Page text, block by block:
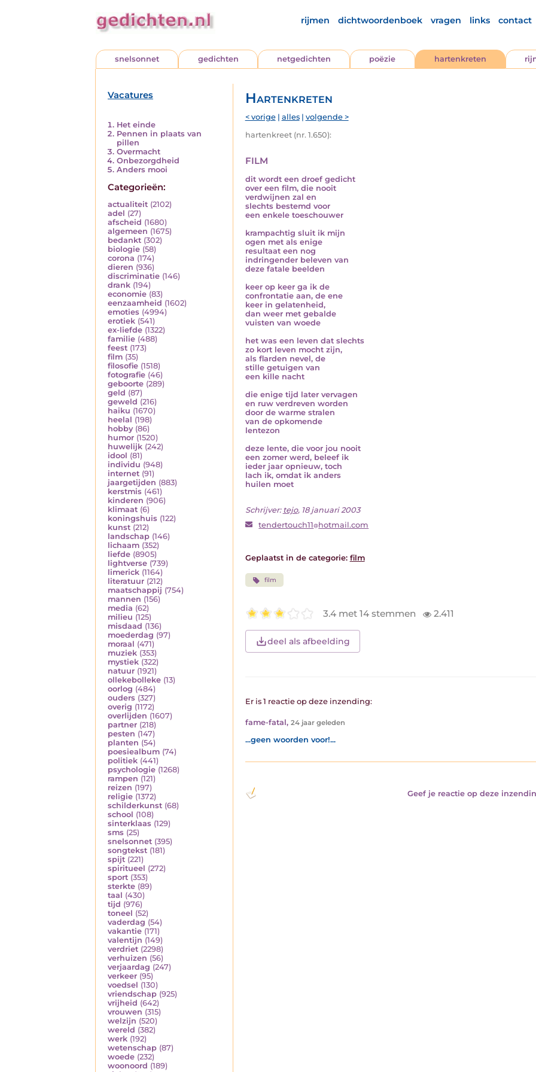
rijmen dichtwoordenboek vragen links contact
snelsonnet gedichten netgedichten poëzie hartenkreten
Vacatures
Het einde
Pennen in plaats van
pillen
Overmacht
Onbezorgdheid
Anders mooi
Categorieën:
actualiteit (2102)
adel (27)
afscheid (1680)
algemeen (1675)
bedankt (302)
biologie (58)
corona (174)
dieren (936)
discriminatie (146)
drank (194)
economie (83)
eenzaamheid (1602)
emoties (4994)
erotiek (541)
ex-liefde (1322)
familie (488)
feest (173)
film (35)
filosofie (1518)
fotografie (46)
geboorte (289)
geld (87)
geweld (216)
haiku (1670)
heelal (198)
hobby (86)
humor (1520)
huwelijk (242)
idool (81)
individu (948)
internet (91)
jaargetijden (883)
kerstmis (461)
kinderen (906)
klimaat (6)
koningshuis (122)
kunst (212)
landschap (146)
lichaam (352)
liefde (8905)
lightverse (739)
limerick (1164)
literatuur (212)
maatschappij (754)
mannen (156)
media (62)
milieu (125)
misdaad (136)
moederdag (97)
moraal (471)
muziek (353)
mystiek (322)
natuur (1921)
ollekebolleke (13)
oorlog (484)
ouders (327)
overig (1172)
overlijden (1607)
partner (218)
pesten (147)
planten (54)
poesiealbum (74)
politiek (441)
psychologie (1268)
rampen (121)
reizen (197)
religie (1372)
schilderkunst (68)
school (108)
sinterklaas (129)
sms (25)
snelsonnet (395)
songtekst (181)
spijt (221)
spiritueel (272)
sport (353)
sterkte (89)
taal (430)
tijd (976)
toneel (52)
vaderdag (54)
vakantie (171)
valentijn (149)
verdriet (2298)
verhuizen (56)
verjaardag (247)
verkeer (95)
voedsel (130)
vriendschap (925)
vrijheid (642)
vrouwen (315)
welzijn (520)
wereld (382)
werk (192)
wetenschap (87)
woede (232)
woonoord (189)
Hartenkreten
< vorige| alles| volgende >
hartenkreet (nr. 1.650):
film
dit wordt een droef gedicht
over een film, die nooit
verdwijnen zal en
slechts bestemd voor
een enkele toeschouwer
krampachtig sluit ik mijn
ogen met als enige
resultaat een nog
indringender beleven van
deze fatale beelden
keer op keer ga ik de
confrontatie aan, de ene
keer in gelatenheid,
dan weer met gebalde
vuisten van woede
het was een leven dat slechts
zo kort leven mocht zijn,
als flarden nevel, de
stille getuigen van
een kille nacht
die enige tijd later vervagen
en ruw verdreven worden
door de warme stralen
van de opkomende
lentezon
deze lente, die voor jou nooit
een zomer werd, beleef ik
ieder jaar opnieuw, toch
lach ik, omdat ik anders
huilen moet
Schrijver: tejo, 18 januari 2003
tendertouch11 hotmail.com
Geplaatst in de categorie: film
film
3.4 met 14 stemmen 2.411
deel als afbeelding
Er is 1 reactie op deze inzending:
fame-fatal, 24 jaar geleden
...geen woorden voor!...
Geef je reactie op deze